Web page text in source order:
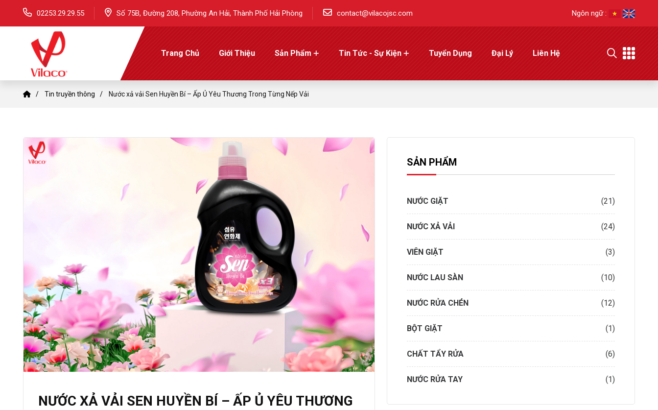
02253.29.29.55 Số 75B, Đường 208, Phường An Hải, Thành Phố Hải Phòng contact@vilacojsc.com Ngôn ngữ :
Trang Chủ Giới Thiệu Sản Phẩm Tin Tức - Sự Kiện Tuyển Dụng Đại Lý Liên Hệ
Tin truyền thông Nước xả vải Sen Huyền Bí – Ấp Ủ Yêu Thương Trong Từng Nếp Vải
NƯỚC XẢ VẢI SEN HUYỀN BÍ – ẤP Ủ YÊU THƯƠNG
SẢN PHẨM
NƯỚC GIẶT (21)
NƯỚC XẢ VẢI (24)
VIÊN GIẶT (3)
NƯỚC LAU SÀN (10)
NƯỚC RỬA CHÉN (12)
BỘT GIẶT (1)
CHẤT TẨY RỬA (6)
NƯỚC RỬA TAY (1)